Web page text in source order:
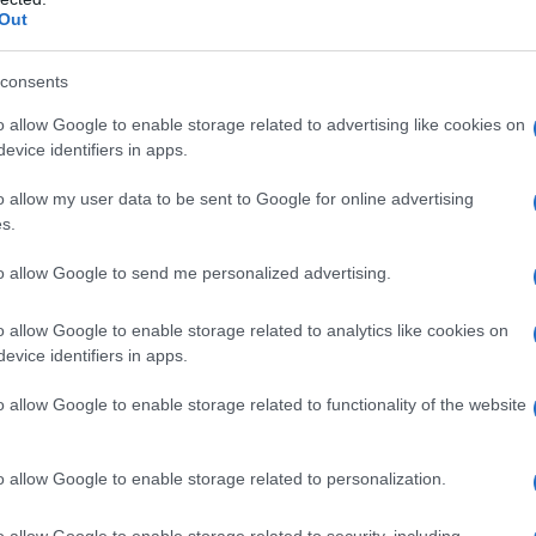
allow Google to enable storage related to advertising like cookies on
identifiers in apps.
allow my user data to be sent to Google for online advertising
allow Google to send me personalized advertising.
allow Google to enable storage related to analytics like cookies on
identifiers in apps.
allow Google to enable storage related to functionality of the website
allow Google to enable storage related to personalization.
επί της οδού, όχημα τύπου van ή επιβατικό ΙΧ
Κεφαλογιάννης “με αυτόν τον τρόπο, η Ελλάδα θα
επιστημονικές έρευνες και δοκιμές, καθώς υπάρχουν
αναφέρθηκε, μεταξύ άλλων, στην
προγράμματος «Κινούμαι
Ηλεκτρικά
σε τέσσερις μήνες έχουν
με αποτέλεσμα τη δημιουργία